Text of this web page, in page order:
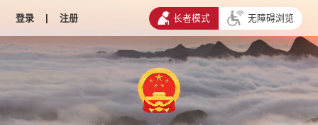
登录 | 注册 长者模式 无障碍浏览